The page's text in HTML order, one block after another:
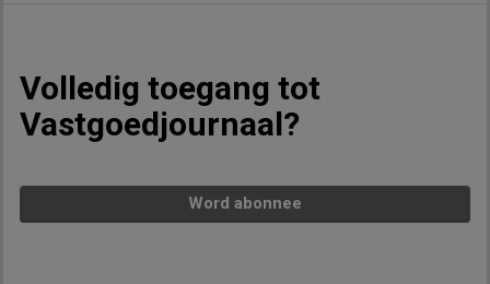
Volledig toegang tot
Vastgoedjournaal?
Word abonnee